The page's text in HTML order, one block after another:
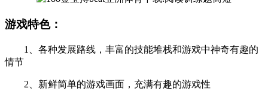
游戏特色：
1、各种发展路线，丰富的技能堆栈和游戏中神奇有趣的
情节
2、新鲜简单的游戏画面，充满有趣的游戏性